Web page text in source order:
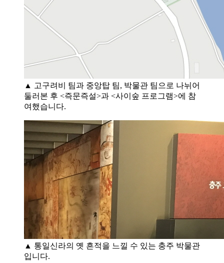
▲ 고구려비 팀과 중앙탑 팀, 박물관 팀으로 나뉘어
둘러본 후 <즉문즉설>과 <사이숲 프로그램>에 참
여했습니다.
▲ 통일신라의 옛 흔적을 느낄 수 있는 충주 박물관
입니다.